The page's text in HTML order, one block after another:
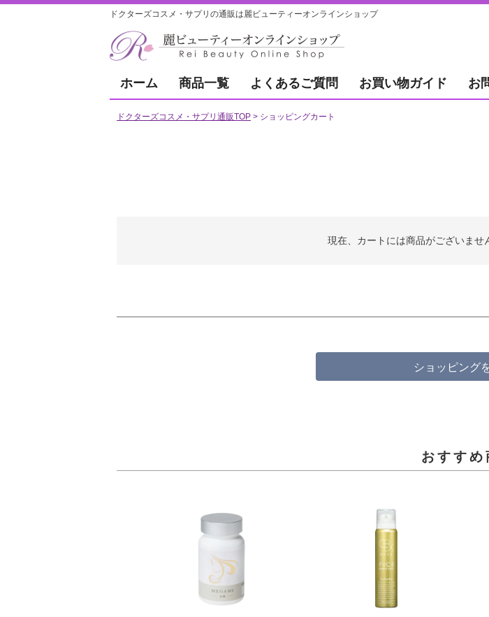
ドクターズコスメ・サプリの通販は麗ビューティーオンラインショップ
ホーム 商品一覧 よくあるご質問 お買い物ガイド お
ドクターズコスメ・サプリ通販TOP ショッピングカート
現在、カートには商品がございませ
ショッピング
おすすめ